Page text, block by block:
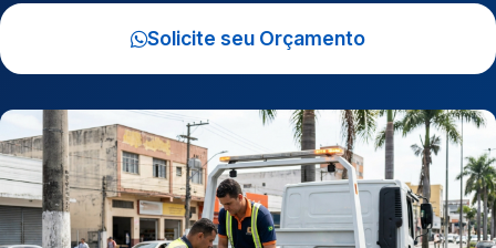
Solicite seu Orçamento